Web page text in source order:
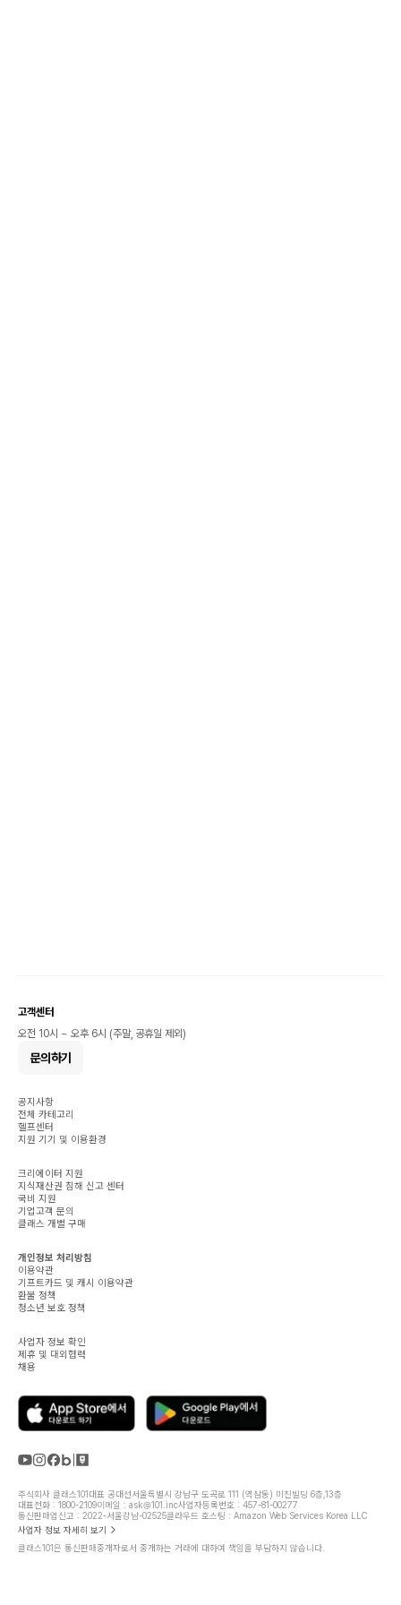
고객센터
오전 10시 ~ 오후 6시 (주말, 공휴일 제외)
문의하기
공지사항
전체 카테고리
헬프센터
지원 기기 및 이용환경
크리에이터 지원
지식재산권 침해 신고 센터
국비 지원
기업고객 문의
클래스 개별 구매
개인정보 처리방침
이용약관
기프트카드 및 캐시 이용약관
환불 정책
청소년 보호 정책
사업자 정보 확인
제휴 및 대외협력
채용
주식회사 클래스101대표 공대선서울특별시 강남구 도곡로 111 (역삼동) 미진빌딩 6층,13층
대표전화 : 1800-2109이메일 : ask@101.inc사업자등록번호 : 457-81-00277
통신판매업신고 : 2022-서울강남-02525클라우드 호스팅 : Amazon Web Services Korea LLC
사업자 정보 자세히 보기
클래스101은 통신판매중개자로서 중개하는 거래에 대하여 책임을 부담하지 않습니다.